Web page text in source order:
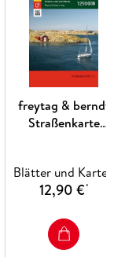
freytag & berndt
Straßenkarte
Blätter und Karten
12,90 €*